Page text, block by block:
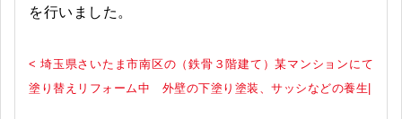
を行いました。
< 埼玉県さいたま市南区の（鉄骨３階建て）某マンションにて
塗り替えリフォーム中 外壁の下塗り塗装、サッシなどの養生|